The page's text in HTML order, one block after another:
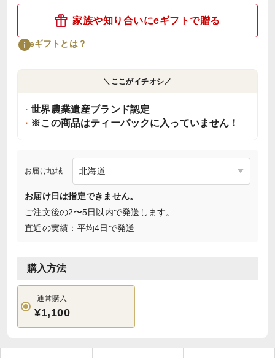
家族や知り合いにeギフトで贈る
eギフトとは？
＼ここがイチオシ／
世界農業遺産ブランド認定
※この商品はティーパックに入っていません！
お届け地域
お届け日は指定できません。
ご注文後の2〜5日以内で発送します。
直近の実績：平均4日で発送
購入方法
通常購入
¥1,100